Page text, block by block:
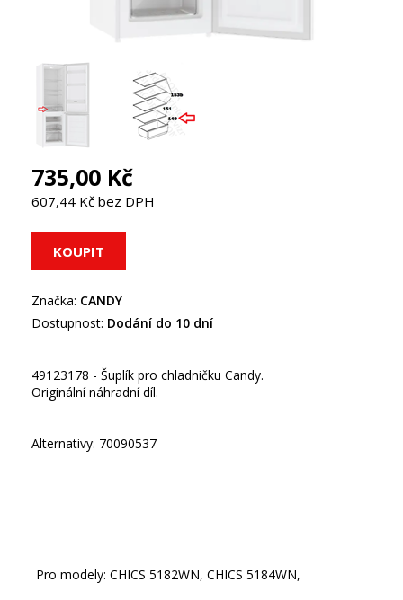
735,00 Kč
607,44 Kč bez DPH
Značka: CANDY
Dostupnost: Dodání do 10 dní
49123178 - Šuplík pro chladničku Candy.
Originální náhradní díl.
Alternativy: 70090537
Pro modely: CHICS 5182WN, CHICS 5184WN,